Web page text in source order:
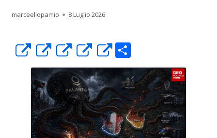
Autore
marceellopamio Pubblicato
8 Luglio 2026
Apre
in
una
nuova
finestra
Apre
in
una
nuova
finestra
Apre
in
una
nuova
finestra
Apre
in
una
nuova
finestra
Apre
in
una
nuova
finestra
o
n
di
vi
di